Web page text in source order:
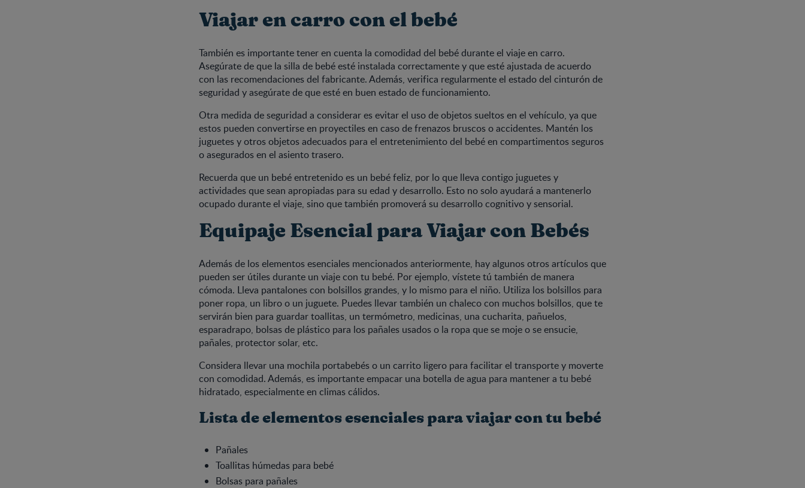
Viajar en carro con el bebé
También es importante tener en cuenta la comodidad del bebé durante el viaje en carro.
Asegúrate de que la silla de bebé esté instalada correctamente y que esté ajustada de acuerdo
con las recomendaciones del fabricante. Además, verifica regularmente el estado del cinturón de
seguridad y asegúrate de que esté en buen estado de funcionamiento.
Otra medida de seguridad a considerar es evitar el uso de objetos sueltos en el vehículo, ya que
estos pueden convertirse en proyectiles en caso de frenazos bruscos o accidentes. Mantén los
juguetes y otros objetos adecuados para el entretenimiento del bebé en compartimentos seguros
o asegurados en el asiento trasero.
Recuerda que un bebé entretenido es un bebé feliz, por lo que lleva contigo juguetes y
actividades que sean apropiadas para su edad y desarrollo. Esto no solo ayudará a mantenerlo
ocupado durante el viaje, sino que también promoverá su desarrollo cognitivo y sensorial.
Equipaje Esencial para Viajar con Bebés
Además de los elementos esenciales mencionados anteriormente, hay algunos otros artículos que
pueden ser útiles durante un viaje con tu bebé. Por ejemplo, vístete tú también de manera
cómoda. Lleva pantalones con bolsillos grandes, y lo mismo para el niño. Utiliza los bolsillos para
poner ropa, un libro o un juguete. Puedes llevar también un chaleco con muchos bolsillos, que te
servirán bien para guardar toallitas, un termómetro, medicinas, una cucharita, pañuelos,
esparadrapo, bolsas de plástico para los pañales usados o la ropa que se moje o se ensucie,
pañales, protector solar, etc.
Considera llevar una mochila portabebés o un carrito ligero para facilitar el transporte y moverte
con comodidad. Además, es importante empacar una botella de agua para mantener a tu bebé
hidratado, especialmente en climas cálidos.
Lista de elementos esenciales para viajar con tu bebé
Pañales
Toallitas húmedas para bebé
Bolsas para pañales